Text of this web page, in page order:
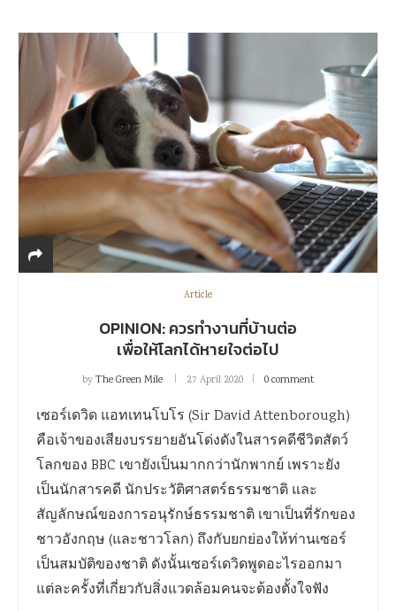
Article
OPINION: ควรทำงานที่บ้านต่อ
เพื่อให้โลกได้หายใจต่อไป
byThe Green Mile 27 April 2020 0 comment
เซอร์เดวิด แอทเทนโบโร (Sir David Attenborough)
คือเจ้าของเสียงบรรยายอันโด่งดังในสารคดีชีวิตสัตว์
โลกของ BBC เขายังเป็นมากกว่านักพากย์ เพราะยัง
เป็นนักสารคดี นักประวัติศาสตร์ธรรมชาติ และ
สัญลักษณ์ของการอนุรักษ์ธรรมชาติ เขาเป็นที่รักของ
ชาวอังกฤษ (และชาวโลก) ถึงกับยกย่องให้ท่านเซอร์
เป็นสมบัติของชาติ ดังนั้นเซอร์เดวิดพูดอะไรออกมา
แต่ละครั้งที่เกี่ยวกับสิ่งแวดล้อมคนจะต้องตั้งใจฟัง